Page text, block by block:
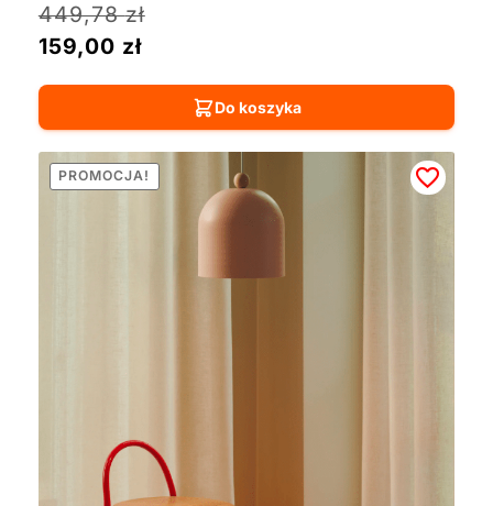
449,78zł
159,00 zł
Do koszyka
PROMOCJA!